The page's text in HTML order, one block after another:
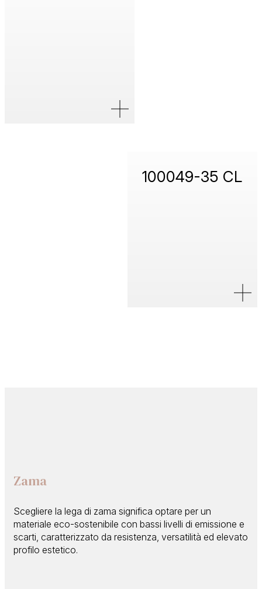
100049-35 CL
Zama
Scegliere la lega di zama significa optare per un
materiale eco-sostenibile con bassi livelli di emissione e
scarti, caratterizzato da resistenza, versatilità ed elevato
profilo estetico.